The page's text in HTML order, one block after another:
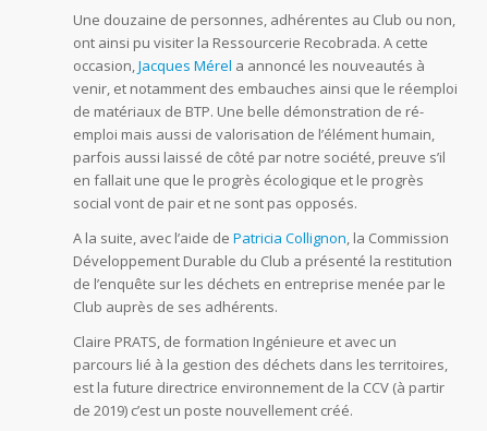
Une douzaine de personnes, adhérentes au Club ou non,
ont ainsi pu visiter la Ressourcerie Recobrada. A cette
occasion,Jacques Mérel a annoncé les nouveautés à
venir, et notamment des embauches ainsi que le réemploi
de matériaux de BTP. Une belle démonstration de ré-
emploi mais aussi de valorisation de l’élément humain,
parfois aussi laissé de côté par notre société, preuve s’il
en fallait une que le progrès écologique et le progrès
social vont de pair et ne sont pas opposés.
A la suite, avec l’aide de Patricia Collignon, la Commission
Développement Durable du Club a présenté la restitution
de l’enquête sur les déchets en entreprise menée par le
Club auprès de ses adhérents.
Claire PRATS, de formation Ingénieure et avec un
parcours lié à la gestion des déchets dans les territoires,
est la future directrice environnement de la CCV (à partir
de 2019) c’est un poste nouvellement créé.